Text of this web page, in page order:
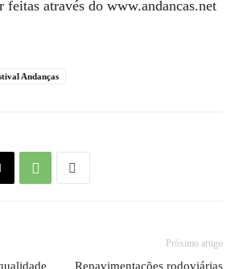
feitas através do www.andancas.net
Andanças
Próximo artigo
Repavimentações rodoviárias